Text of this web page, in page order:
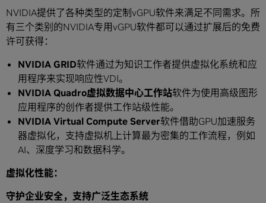
NVIDIA提供了各种类型的定制vGPU软件来满足不同需求。所
有三个类别的NVIDIA专用vGPU软件都可以通过扩展后的免费
许可获得：
NVIDIA GRID软件通过为知识工作者提供虚拟化系统和应
用程序来实现响应性VDI。
NVIDIA Quadro虚拟数据中心工作站软件为使用高级图形
应用程序的创作者提供工作站级性能。
NVIDIA Virtual Compute Server软件借助GPU加速服务
器虚拟化，支持虚拟机上计算最为密集的工作流程，例如
AI、深度学习和数据科学。
虚拟化性能：
守护企业安全，支持广泛生态系统